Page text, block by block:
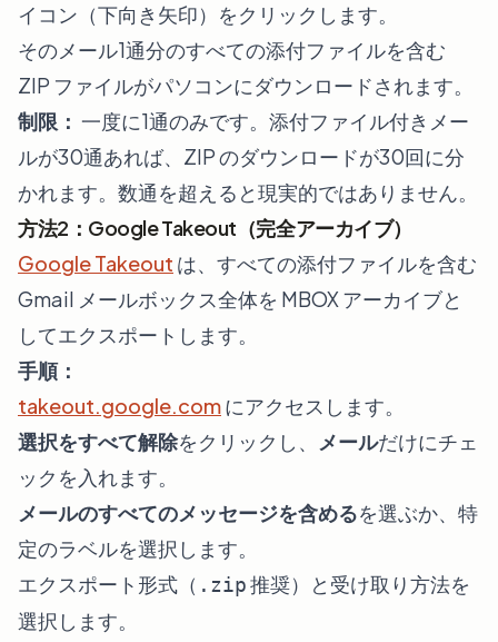
イコン（下向き矢印）をクリックします。
そのメール1通分のすべての添付ファイルを含む
ZIP ファイルがパソコンにダウンロードされます。
制限： 一度に1通のみです。添付ファイル付きメー
ルが30通あれば、ZIP のダウンロードが30回に分
かれます。数通を超えると現実的ではありません。
方法2：Google Takeout（完全アーカイブ）
Google Takeout は、すべての添付ファイルを含む
Gmail メールボックス全体を MBOX アーカイブと
してエクスポートします。
手順：
takeout.google.comにアクセスします。
選択をすべて解除をクリックし、 メールだけにチェ
ックを入れます。
メールのすべてのメッセージを含めるを選ぶか、特
定のラベルを選択します。
エクスポート形式（ .zip推奨）と受け取り方法を
選択します。